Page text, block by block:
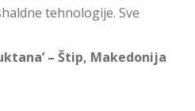
tehnologije. Sve
– Štip, Makedonija